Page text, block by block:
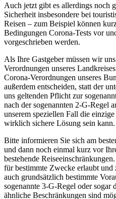
Auch jetzt gibt es allerdings noch
Sicherheit insbesondere bei
Reisen – zum Beispiel können
Bedingungen Corona-Tests vor
vorgeschrieben werden.
Als Ihre Gastgeber müssen wir
Verordnungen unseres
Corona-Verordnungen unseres
außerdem entscheiden, statt der
uns geltenden Pflicht zur
nach der sogenannten 2-G-Regel
unserem speziellen Fall die
wirklich sichere Lösung sein kann.
Bitte informieren Sie sich am
und dann noch einmal kurz vor
bestehende
für bestimmte Zwecke erlaubt
auch grundsätzlich bestimmte
sogenannte 3-G-Regel oder sogar
ähnliche Beschränkungen sind